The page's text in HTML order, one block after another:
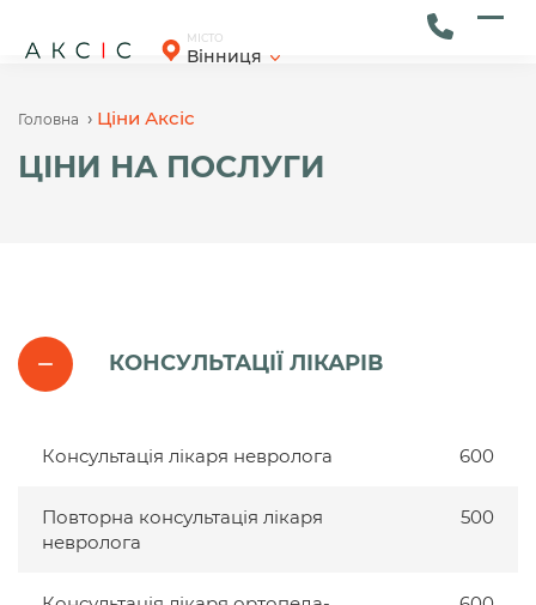
content
МІСТО
Вінниця
Головна › Ціни Аксіс
ЦІНИ НА ПОСЛУГИ
КОНСУЛЬТАЦІЇ ЛІКАРІВ
Консультація лікаря невролога 600
Повторна консультація лікаря
невролога
500